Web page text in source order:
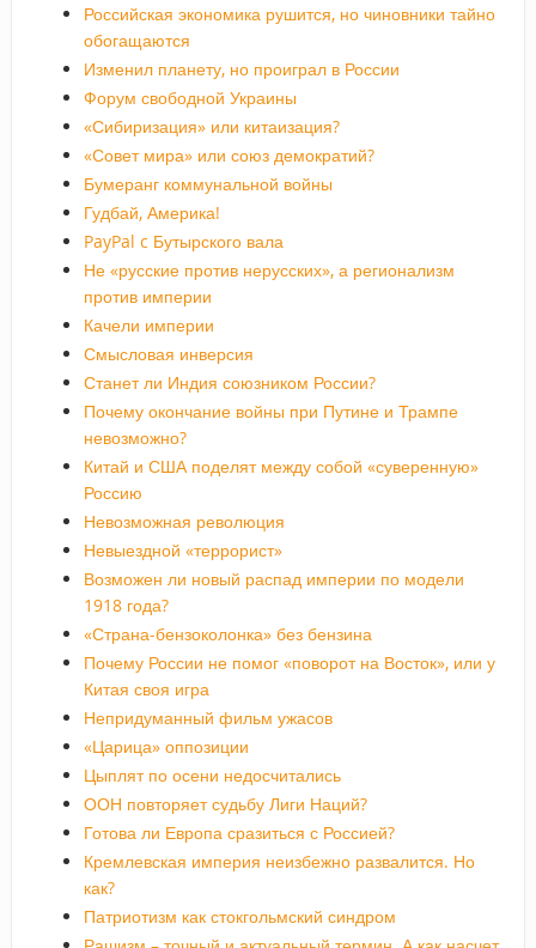
Российская экономика рушится, но чиновники тайно
обогащаются
Изменил планету, но проиграл в России
Форум свободной Украины
«Сибиризация» или китаизация?
«Совет мира» или союз демократий?
Бумеранг коммунальной войны
Гудбай, Америка!
PayPal c Бутырского вала
Не «русские против нерусских», а регионализм
против империи
Качели империи
Смысловая инверсия
Станет ли Индия союзником России?
Почему окончание войны при Путине и Трампе
невозможно?
Китай и США поделят между собой «суверенную»
Россию
Невозможная революция
Невыездной «террорист»
Возможен ли новый распад империи по модели
1918 года?
«Страна-бензоколонка» без бензина
Почему России не помог «поворот на Восток», или у
Китая своя игра
Непридуманный фильм ужасов
«Царица» оппозиции
Цыплят по осени недосчитались
ООН повторяет судьбу Лиги Наций?
Готова ли Европа сразиться с Россией?
Кремлевская империя неизбежно развалится. Но
как?
Патриотизм как стокгольмский синдром